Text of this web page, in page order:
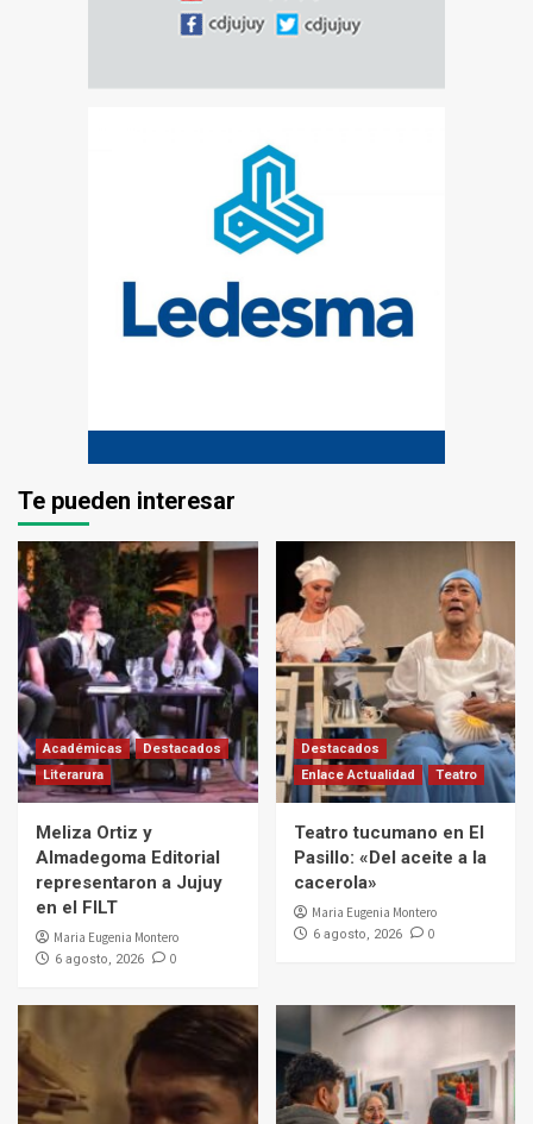
Te pueden interesar
Académicas
Destacados
Literarura
Meliza Ortiz y
Almadegoma Editorial
representaron a Jujuy
en el FILT
Maria Eugenia Montero
6 agosto, 2026 0
Destacados
Enlace Actualidad
Teatro
Teatro tucumano en El
Pasillo: «Del aceite a la
cacerola»
Maria Eugenia Montero
6 agosto, 2026 0